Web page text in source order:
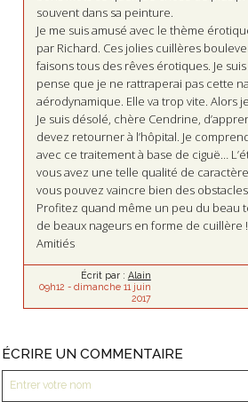
souvent dans sa peinture.
Je me suis amusé avec le thème
par Richard. Ces jolies cuillères
faisons tous des rêves érotiques. Je
pense que je ne rattraperai pas cette
aérodynamique. Elle va trop vite. Alors
Je suis désolé, chère Cendrine,
devez retourner à l’hôpital. Je
avec ce traitement à base de ciguë…
vous avez une telle qualité de
vous pouvez vaincre bien des
Profitez quand même un peu du beau
de beaux nageurs en forme de cuillère !
Amitiés
Écrit par : Alain
09h12 - dimanche 11 juin
2017
ÉCRIRE UN COMMENTAIRE